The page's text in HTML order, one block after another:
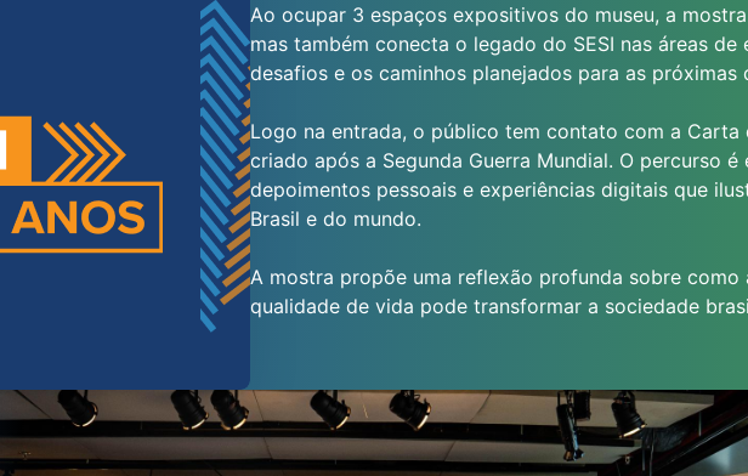
Ao ocupar 3 espaços expositivos do museu, a
mas também conecta o legado do SESI nas áreas
desafios e os caminhos planejados para as próximas
Logo na entrada, o público tem contato com a Carta
criado após a Segunda Guerra Mundial. O percurso
depoimentos pessoais e experiências digitais que
Brasil e do mundo.
A mostra propõe uma reflexão profunda sobre
qualidade de vida pode transformar a sociedade